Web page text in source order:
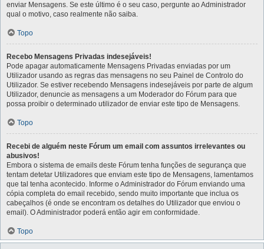
enviar Mensagens. Se este último é o seu caso, pergunte ao Administrador
qual o motivo, caso realmente não saiba.
Topo
Recebo Mensagens Privadas indesejáveis!
Pode apagar automaticamente Mensagens Privadas enviadas por um
Utilizador usando as regras das mensagens no seu Painel de Controlo do
Utilizador. Se estiver recebendo Mensagens indesejáveis por parte de algum
Utilizador, denuncie as mensagens a um Moderador do Fórum para que
possa proibir o determinado utilizador de enviar este tipo de Mensagens.
Topo
Recebi de alguém neste Fórum um email com assuntos irrelevantes ou
abusivos!
Embora o sistema de emails deste Fórum tenha funções de segurança que
tentam detetar Utilizadores que enviam este tipo de Mensagens, lamentamos
que tal tenha acontecido. Informe o Administrador do Fórum enviando uma
cópia completa do email recebido, sendo muito importante que inclua os
cabeçalhos (é onde se encontram os detalhes do Utilizador que enviou o
email). O Administrador poderá então agir em conformidade.
Topo